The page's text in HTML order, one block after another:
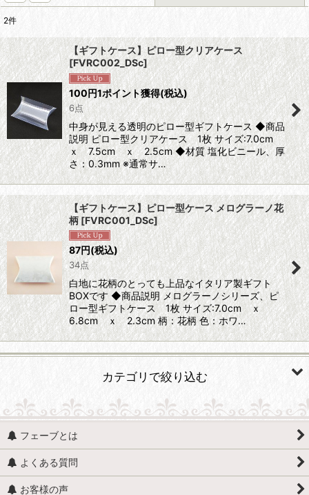
表示数:
並び順:
絞り込む
2件
【ギフトケース】ピロー型クリアケース
[FVRC002_DSc]
100円1ポイント獲得(税込)
6点
中身が見える透明のピロー型ギフトケース ◆商品
説明 ピロー型クリアケース 1枚 サイズ:7.0cm
ｘ 7.5cm ｘ 2.5cm ◆材質 塩化ビニール、厚
さ：0.3mm ※通常サ…
【ギフトケース】ピロー型ケース メログラーノ花
柄[FVRC001_DSc]
87円(税込)
34点
白地に花柄のとっても上品なイタリア製ギフト
BOXです ◆商品説明 メログラーノシリーズ、ピ
ロー型ギフトケース 1枚 サイズ:7.0cm ｘ
6.8cm ｘ 2.3cm 柄：花柄 色：ホワ…
カテゴリで絞り込む
ラッピング・ギフト・ギフトＢＯＸ (すべての商品を表示)
ギフトケース・クリアケース
フェーブとは
よくある質問
お客様の声